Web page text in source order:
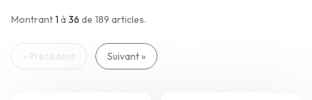
Montrant1 à 36 de 189 articles.
« Précédent Suivant »